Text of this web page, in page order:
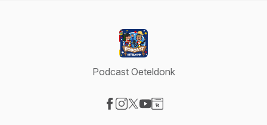
Podcast Oeteldonk